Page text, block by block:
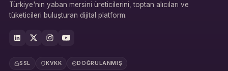
Türkiye'nin yaban mersini üreticilerini, toptan alıcıları ve
tüketicileri buluşturan dijital platform.
SSL KVKK DOĞRULANMIŞ